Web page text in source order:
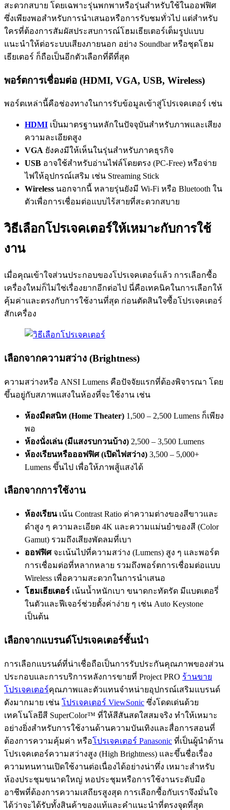
สะดวกสบาย โดยเฉพาะรุ่นพกพาหรือรุ่นสำหรับใช้ในออฟฟิศ
ซึ่งเพียงพอสำหรับการนำเสนอหรือการรับชมทั่วไป แต่สำหรับ
ใครที่ต้องการสัมผัสประสบการณ์โฮมเธียเตอร์เต็มรูปแบบ
แนะนำให้ต่อระบบเสียงภายนอก อย่าง Soundbar หรือชุดโฮม
เธียเตอร์ ก็ถือเป็นอีกตัวเลือกที่ดีที่สุด
พอร์ตการเชื่อมต่อ (HDMI, VGA, USB, Wireless)
พอร์ตเหล่านี้คือช่องทางในการรับข้อมูลเข้าสู่โปรเจคเตอร์ เช่น
HDMI เป็นมาตรฐานหลักในปัจจุบันสำหรับภาพและเสียง
ความละเอียดสูง
VGA ยังคงมีให้เห็นในรุ่นสำหรับภาคธุรกิจ
USB อาจใช้สำหรับอ่านไฟล์โดยตรง (PC-Free) หรือจ่าย
ไฟให้อุปกรณ์เสริม เช่น Streaming Stick
Wireless นอกจากนี้ หลายรุ่นยังมี Wi-Fi หรือ Bluetooth ใน
ตัวเพื่อการเชื่อมต่อแบบไร้สายที่สะดวกสบาย
วิธีเลือกโปรเจคเตอร์ให้เหมาะกับการใช้
งาน
เมื่อคุณเข้าใจส่วนประกอบของโปรเจคเตอร์แล้ว การเลือกซื้อ
เครื่องใหม่ก็ไม่ใช่เรื่องยากอีกต่อไป นี่คือเทคนิคในการเลือกให้
คุ้มค่าและตรงกับการใช้งานที่สุด ก่อนตัดสินใจซื้อโปรเจคเตอร์
สักเครื่อง
เลือกจากความสว่าง (Brightness)
ความสว่างหรือ ANSI Lumens คือปัจจัยแรกที่ต้องพิจารณา โดย
ขึ้นอยู่กับสภาพแสงในห้องที่จะใช้งาน เช่น
ห้องมืดสนิท (Home Theater) 1,500 – 2,500 Lumens ก็เพียง
พอ
ห้องนั่งเล่น (มีแสงรบกวนบ้าง) 2,500 – 3,500 Lumens
ห้องเรียนหรือออฟฟิศ (เปิดไฟสว่าง) 3,500 – 5,000+
Lumens ขึ้นไป เพื่อให้ภาพสู้แสงได้
เลือกจากการใช้งาน
ห้องเรียนเน้น Contrast Ratio ค่าความต่างของสีขาวและ
ดำสูง ๆ ความละเอียด 4K และความแม่นยำของสี (Color
Gamut) รวมถึงเสียงพัดลมที่เบา
ออฟฟิศจะเน้นไปที่ความสว่าง (Lumens) สูง ๆ และพอร์ต
การเชื่อมต่อที่หลากหลาย รวมถึงพอร์ตการเชื่อมต่อแบบ
Wireless เพื่อความสะดวกในการนำเสนอ
โฮมเธียเตอร์ เน้นน้ำหนักเบา ขนาดกะทัดรัด มีแบตเตอรี่
ในตัวและฟีเจอร์ช่วยตั้งค่าง่าย ๆ เช่น Auto Keystone
เป็นต้น
เลือกจากแบรนด์โปรเจคเตอร์ชั้นนำ
การเลือกแบรนด์ที่น่าเชื่อถือเป็นการรับประกันคุณภาพของส่วน
ประกอบและการบริการหลังการขายที่ Project PRO ร้านขาย
โปรเจคเตอร์คุณภาพและตัวแทนจำหน่ายอุปกรณ์เสริมแบรนด์
ดังมากมาย เช่น โปรเจคเตอร์ ViewSonic ซึ่งโดดเด่นด้วย
เทคโนโลยีสี SuperColor™ ที่ให้สีสันสดใสสมจริง ทำให้เหมาะ
อย่างยิ่งสำหรับการใช้งานด้านความบันเทิงและสื่อการสอนที่
ต้องการความคุ้มค่า หรือโปรเจคเตอร์ Panasonic ที่เป็นผู้นำด้าน
โปรเจคเตอร์ความสว่างสูง (High Brightness) และขึ้นชื่อเรื่อง
ความทนทานเปิดใช้งานต่อเนื่องได้อย่างน่าทึ่ง เหมาะสำหรับ
ห้องประชุมขนาดใหญ่ หอประชุมหรือการใช้งานระดับมือ
อาชีพที่ต้องการความเสถียรสูงสุด การเลือกซื้อกับเราจึงมั่นใจ
ได้ว่าจะได้รับทั้งสินค้าของแท้และคำแนะนำที่ตรงจุดที่สุด